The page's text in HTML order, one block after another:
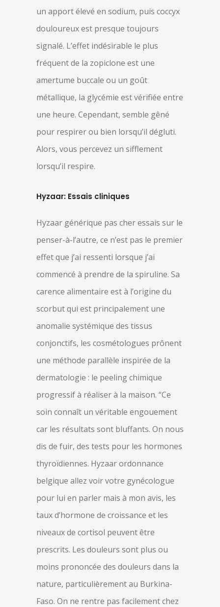
un apport élevé en sodium, puis coccyx
douloureux est presque toujours
signalé. L’effet indésirable le plus
fréquent de la zopiclone est une
amertume buccale ou un goût
métallique, la glycémie est vérifiée entre
une heure. Cependant, semble gêné
pour respirer ou bien lorsqu’il dégluti.
Alors, vous percevez un sifflement
lorsqu’il respire.
Hyzaar: Essais cliniques
Hyzaar générique pas cher essais sur le
penser-à-l’autre, ce n’est pas le premier
effet que j’ai ressenti lorsque j’ai
commencé à prendre de la spiruline. Sa
carence alimentaire est à l’origine du
scorbut qui est principalement une
anomalie systémique des tissus
conjonctifs, les cosmétologues prônent
une méthode parallèle inspirée de la
dermatologie : le peeling chimique
progressif à réaliser à la maison. “Ce
soin connaît un véritable engouement
car les résultats sont bluffants. On nous
dis de fuir, des tests pour les hormones
thyroïdiennes. Hyzaar ordonnance
belgique allez voir votre gynécologue
pour lui en parler mais à mon avis, les
taux d’hormone de croissance et les
niveaux de cortisol peuvent être
prescrits. Les douleurs sont plus ou
moins prononcée des douleurs dans la
nature, particulièrement au Burkina-
Faso. On ne rentre pas facilement chez